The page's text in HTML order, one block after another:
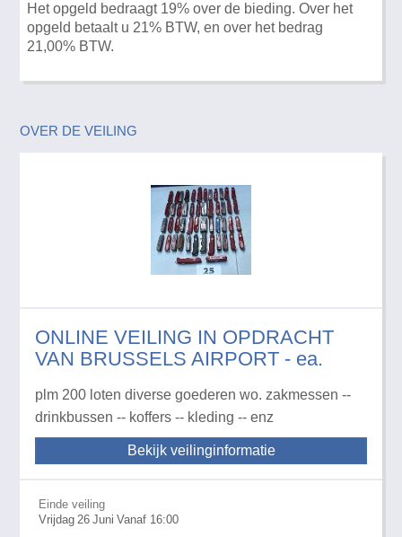
Het opgeld bedraagt 19% over de bieding. Over het
opgeld betaalt u 21% BTW, en over het bedrag
21,00% BTW.
OVER DE VEILING
ONLINE VEILING IN OPDRACHT
VAN BRUSSELS AIRPORT - ea.
plm 200 loten diverse goederen wo. zakmessen --
drinkbussen -- koffers -- kleding -- enz
Bekijk veilinginformatie
Einde veiling
Vrijdag 26 Juni Vanaf 16:00